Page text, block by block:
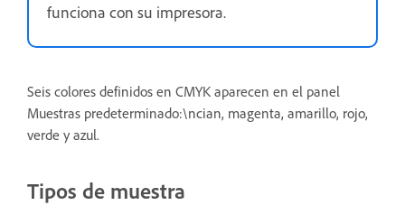
funciona con su impresora.
Seis colores definidos en CMYK aparecen en el panel
Muestras predeterminado:\ncian, magenta, amarillo, rojo,
verde y azul.
Tipos de muestra